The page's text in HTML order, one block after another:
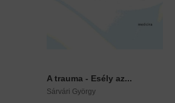
A trauma - Esély az...
Sárvári György